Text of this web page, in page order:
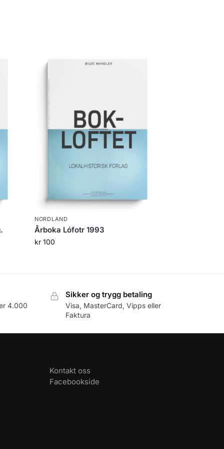
NORDLAND
Årboka Lófotr 1993
kr 100
4.000
Sikker og trygg betaling
Visa, MasterCard, Vipps eller
Faktura
Kontakt oss
Facebookside